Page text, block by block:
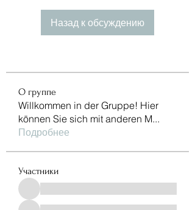
Назад к обсуждению
О группе
Willkommen in der Gruppe! Hier
können Sie sich mit anderen M...
Подробнее
Участники